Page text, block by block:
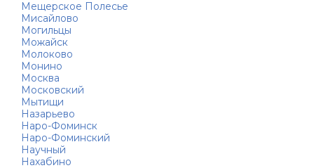
Мещерское Полесье
Мисайлово
Могильцы
Можайск
Молоково
Монино
Москва
Московский
Мытищи
Назарьево
Наро-Фоминск
Наро-Фоминский
Научный
Нахабино